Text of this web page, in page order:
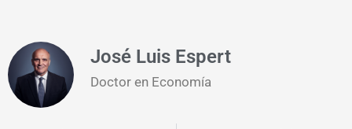
José Luis Espert
Doctor en Economía